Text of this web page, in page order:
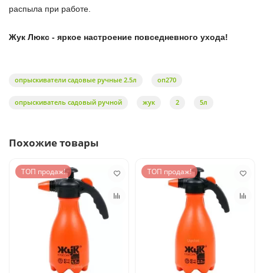
распыла при работе.
Жук Люкс - яркое настроение повседневного ухода!
опрыскиватели садовые ручные 2.5л оп270
опрыскиватель садовый ручной жук 2 5л
Похожие товары
ТОП продаж! ТОП продаж!